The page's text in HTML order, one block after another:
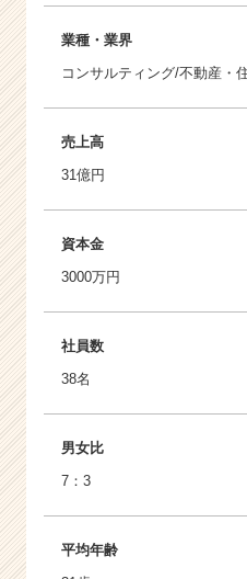
業種・業界
コンサルティング/不動産・
売上高
31億円
資本金
3000万円
社員数
38名
男女比
7：3
平均年齢